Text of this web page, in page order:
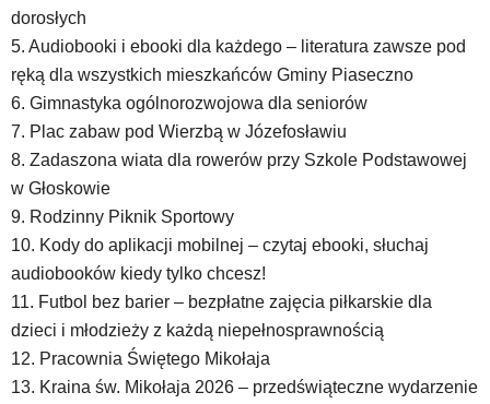
są
za
pomocą
klawiszy
strzałek
lub
odpowiadających
im
skrótów
klawiaturowych
czytniku
oraz
mogą
być
dorosłych
5. Audiobooki i ebooki dla każdego – literatura zawsze pod
ręką dla wszystkich mieszkańców Gminy Piaseczno
6. Gimnastyka ogólnorozwojowa dla seniorów
7. Plac zabaw pod Wierzbą w Józefosławiu
8. Zadaszona wiata dla rowerów przy Szkole Podstawowej
w Głoskowie
9. Rodzinny Piknik Sportowy
10. Kody do aplikacji mobilnej – czytaj ebooki, słuchaj
audiobooków kiedy tylko chcesz!
11. Futbol bez barier – bezpłatne zajęcia piłkarskie dla
dzieci i młodzieży z każdą niepełnosprawnością
12. Pracownia Świętego Mikołaja
13. Kraina św. Mikołaja 2026 – przedświąteczne wydarzenie